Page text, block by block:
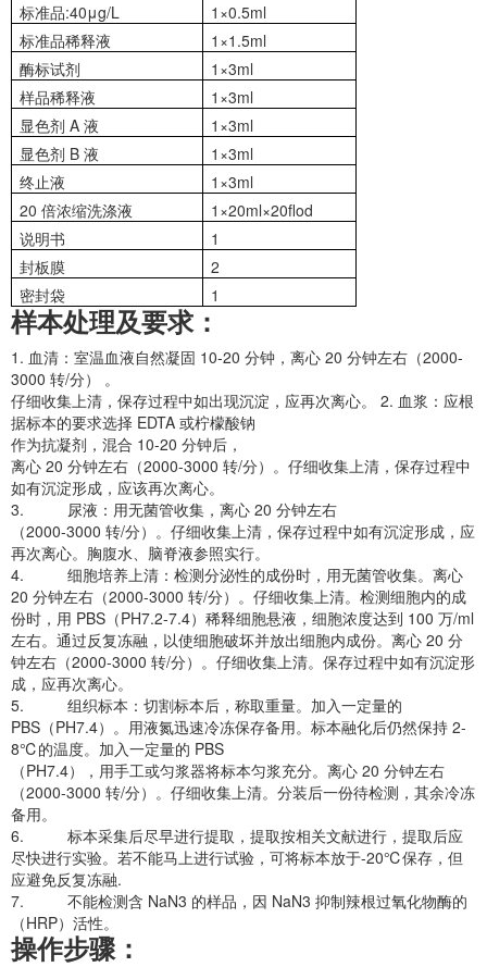
标准品:40μg/L
1×0.5ml
标准品稀释液
1×1.5ml
酶标试剂
1×3ml
样品稀释液
1×3ml
显色剂 A 液
1×3ml
显色剂 B 液
1×3ml
终止液
1×3ml
20 倍浓缩洗涤液
1×20ml×20flod
说明书
1
封板膜
2
密封袋
1
样本处理及要求：
1. 血清：室温血液自然凝固 10-20 分钟，离心 20 分钟左右（2000-
3000 转/分） 。
仔细收集上清，保存过程中如出现沉淀，应再次离心。 2. 血浆：应根
据标本的要求选择 EDTA 或柠檬酸钠
作为抗凝剂，混合 10-20 分钟后，
离心 20 分钟左右（2000-3000 转/分）。仔细收集上清，保存过程中
如有沉淀形成，应该再次离心。
3. 尿液：用无菌管收集，离心 20 分钟左右
（2000-3000 转/分）。仔细收集上清，保存过程中如有沉淀形成，应
再次离心。胸腹水、脑脊液参照实行。
4. 细胞培养上清：检测分泌性的成份时，用无菌管收集。离心
20 分钟左右（2000-3000 转/分）。仔细收集上清。检测细胞内的成
份时，用 PBS（PH7.2-7.4）稀释细胞悬液，细胞浓度达到 100 万/ml
左右。通过反复冻融，以使细胞破坏并放出细胞内成份。离心 20 分
钟左右（2000-3000 转/分）。仔细收集上清。保存过程中如有沉淀形
成，应再次离心。
5. 组织标本：切割标本后，称取重量。加入一定量的
PBS（PH7.4）。用液氮迅速冷冻保存备用。标本融化后仍然保持 2-
8℃的温度。加入一定量的 PBS
（PH7.4），用手工或匀浆器将标本匀浆充分。离心 20 分钟左右
（2000-3000 转/分）。仔细收集上清。分装后一份待检测，其余冷冻
备用。
6. 标本采集后尽早进行提取，提取按相关文献进行，提取后应
尽快进行实验。若不能马上进行试验，可将标本放于-20℃保存，但
应避免反复冻融.
7. 不能检测含 NaN3 的样品，因 NaN3 抑制辣根过氧化物酶的
（HRP）活性。
操作步骤：